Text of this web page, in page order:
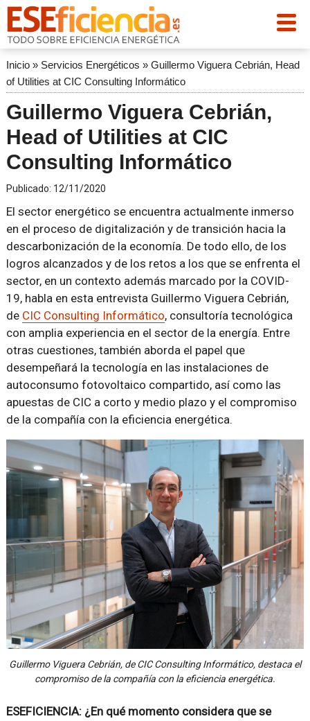
Inicio» Servicios Energéticos » Guillermo Viguera Cebrián, Head
of Utilities at CIC Consulting Informático
Guillermo Viguera Cebrián,
Head of Utilities at CIC
Consulting Informático
Publicado: 12/11/2020
El sector energético se encuentra actualmente inmerso
en el proceso de digitalización y de transición hacia la
descarbonización de la economía. De todo ello, de los
logros alcanzados y de los retos a los que se enfrenta el
sector, en un contexto además marcado por la COVID-
19, habla en esta entrevista Guillermo Viguera Cebrián,
de CIC Consulting Informático, consultoría tecnológica
con amplia experiencia en el sector de la energía. Entre
otras cuestiones, también aborda el papel que
desempeñará la tecnología en las instalaciones de
autoconsumo fotovoltaico compartido, así como las
apuestas de CIC a corto y medio plazo y el compromiso
de la compañía con la eficiencia energética.
Guillermo Viguera Cebrián, de CIC Consulting Informático, destaca el
compromiso de la compañía con la eficiencia energética.
ESEFICIENCIA: ¿En qué momento considera que se